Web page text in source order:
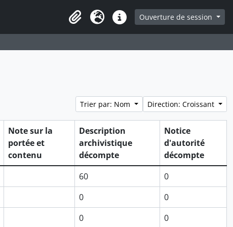
Presse-papier
LangueLiens rapidesOuverture de session
Trier par: Nom Direction: Croissant
Note sur la
portée et
contenu
Description
archivistique
décompte
Notice
d'autorité
décompte
60
0
0
0
0 0